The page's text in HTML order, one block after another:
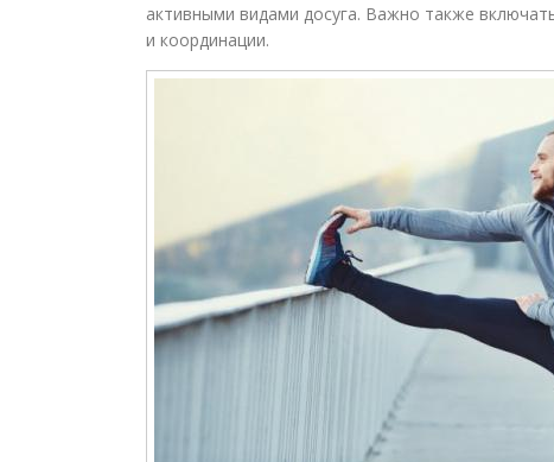
пожилого
Нагрузка для
частыми
походами
Человек в
пожилом
возрасте
активными видами досуга. Важно также
и координации.